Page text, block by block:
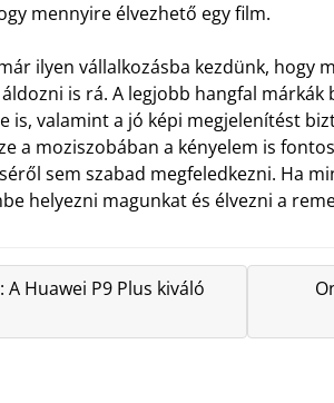
mennyire élvezhető egy film.
ilyen vállalkozásba kezdünk,
is rá. A legjobb hangfal
is, valamint a jó képi megjelenítést
a moziszobában a kényelem is
sem szabad megfeledkezni. Ha
helyezni magunkat és élvezni a
A Huawei P9 Plus kiváló